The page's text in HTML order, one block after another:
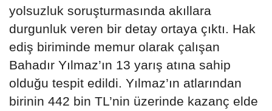
yolsuzluk soruşturmasında akıllara
durgunluk veren bir detay ortaya çıktı. Hak
ediş biriminde memur olarak çalışan
Bahadır Yılmaz’ın 13 yarış atına sahip
olduğu tespit edildi. Yılmaz’ın atlarından
birinin 442 bin TL’nin üzerinde kazanç elde